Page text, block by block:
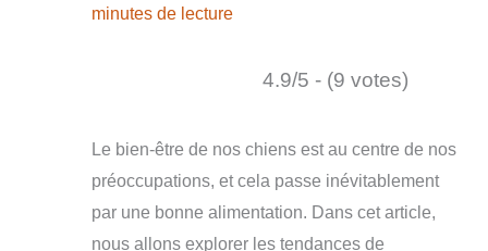
minutes de lecture
4.9/5 - (9 votes)
Le bien-être de nos chiens est au centre de nos
préoccupations, et cela passe inévitablement
par une bonne alimentation. Dans cet article,
nous allons explorer les tendances de